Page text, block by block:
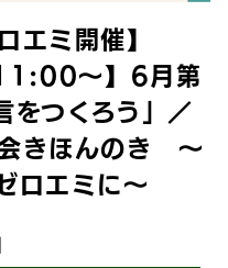
エミ開催】
〜】6月第
をつくろう」／
きほんのき 〜
ロエミに〜